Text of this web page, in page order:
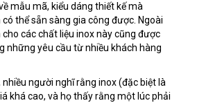
mẫu mã, kiểu dáng thiết kế mà
thể sẵn sàng gia công được. Ngoài
các chất liệu inox này cũng được
những yêu cầu từ nhiều khách hàng
nhiều người nghĩ rằng inox (đặc biệt là
khá cao, và họ thấy rằng một lúc phải